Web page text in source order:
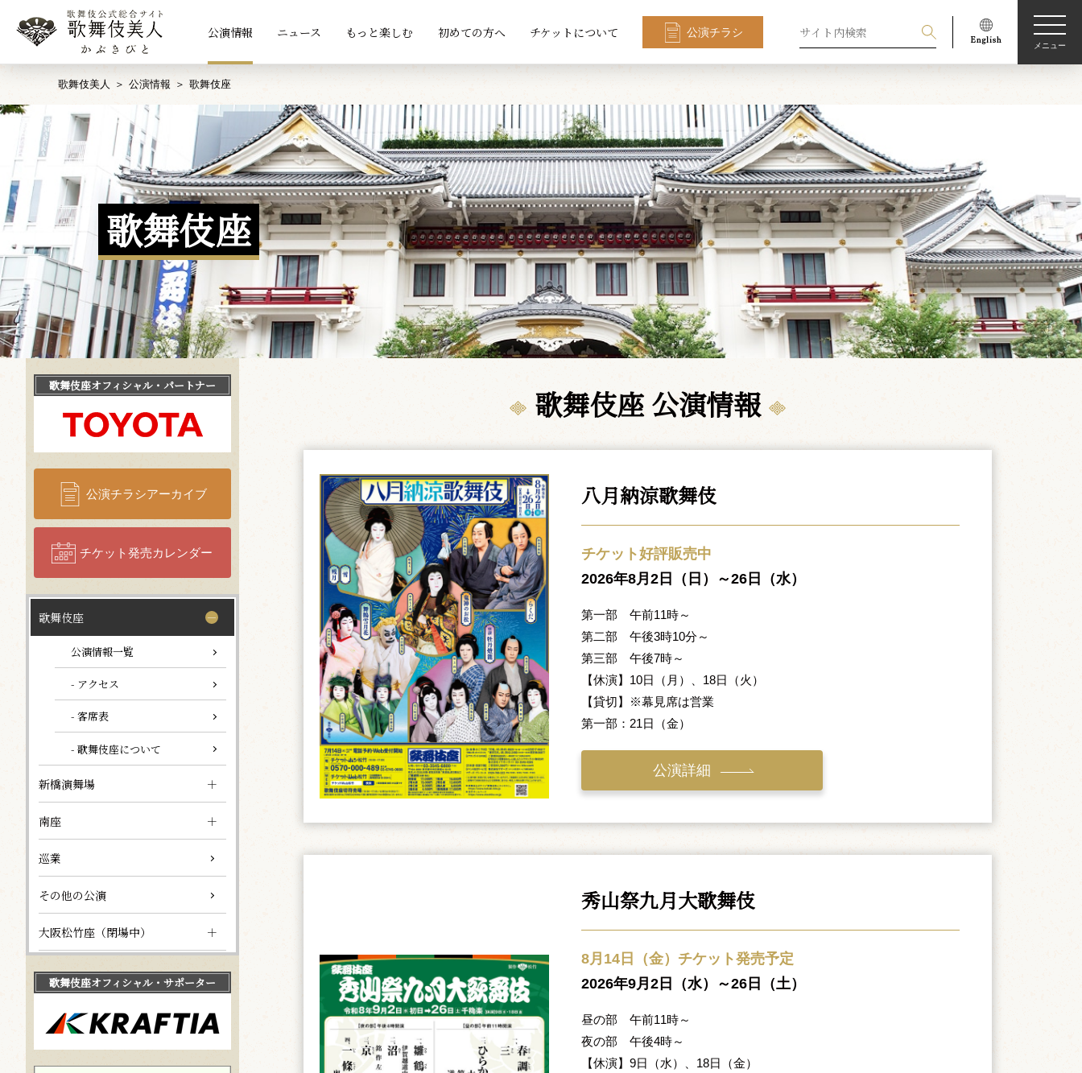
公演情報 ニュース もっと楽しむ 初めての方へ チケットについて 公演チラシ
メニュー
歌舞伎美人 公演情報 歌舞伎座
歌舞伎座
歌舞伎座 公演情報
八月納涼歌舞伎
チケット好評販売中
2026年8月2日（日）～26日（水）
第一部 午前11時～
第二部 午後3時10分～
第三部 午後7時～
【休演】10日（月）、18日（火）
【貸切】※幕見席は営業
第一部：21日（金）
公演詳細
秀山祭九月大歌舞伎
8月14日（金）チケット発売予定
2026年9月2日（水）～26日（土）
昼の部 午前11時～
夜の部 午後4時～
【休演】9日（水）、18日（金）
歌舞伎座オフィシャル・パートナー
公演チラシアーカイブ
チケット発売カレンダー
歌舞伎座
公演情報一覧
- アクセス
- 客席表
- 歌舞伎座について
新橋演舞場
南座
巡業
その他の公演
大阪松竹座（閉場中）
歌舞伎座オフィシャル・サポーター